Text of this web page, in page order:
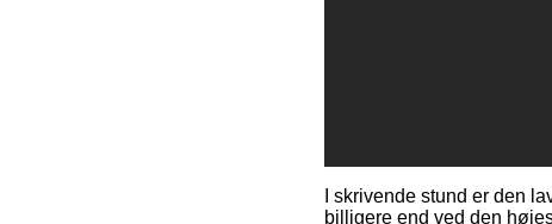
I skrivende stund er den
billigere end ved den